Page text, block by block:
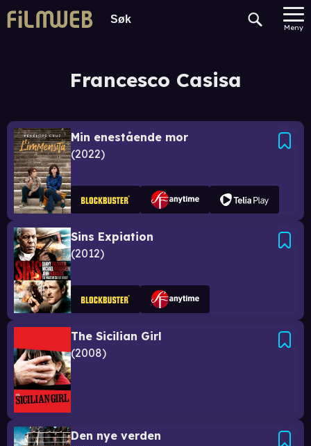
Meny
Francesco Casisa
Min enestående mor
2022
Sins Expiation
2012
The Sicilian Girl
2008
Den nye verden